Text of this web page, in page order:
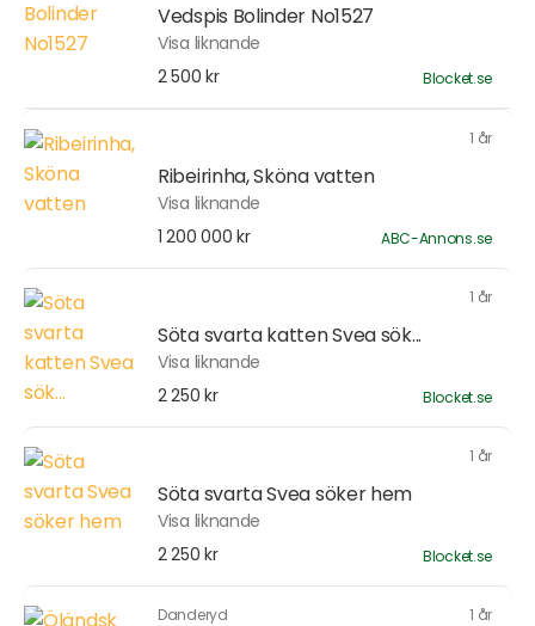
Vedspis Bolinder No1527
Visa liknande
2 500 kr
Blocket.se
1 år
Ribeirinha, Sköna vatten
Visa liknande
1 200 000 kr
ABC-Annons.se
1 år
Söta svarta katten Svea sök...
Visa liknande
2 250 kr
Blocket.se
1 år
Söta svarta Svea söker hem
Visa liknande
2 250 kr
Blocket.se
Danderyd 1 år